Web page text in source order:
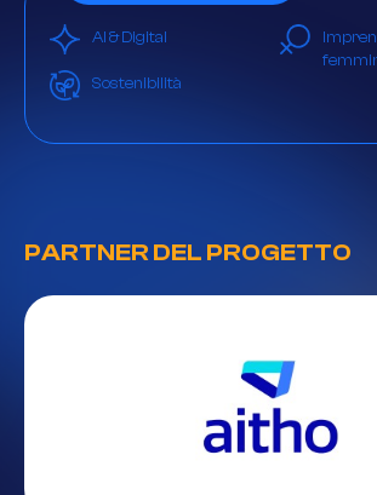
AI & Digital
Sostenibilità
PARTNER DEL PROGETTO